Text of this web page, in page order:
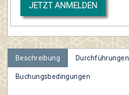
JETZT ANMELDEN
Beschreibung Durchführungen
Buchungsbedingungen